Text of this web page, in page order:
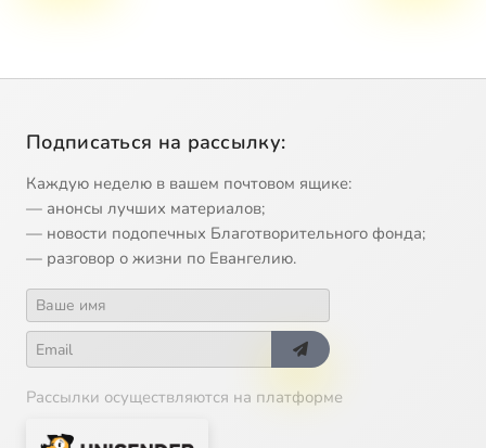
Подписаться на рассылку:
Каждую неделю в вашем почтовом ящике:
— анонсы лучших материалов;
— новости подопечных Благотворительного фонда;
— разговор о жизни по Евангелию.
Рассылки осуществляются на платформе